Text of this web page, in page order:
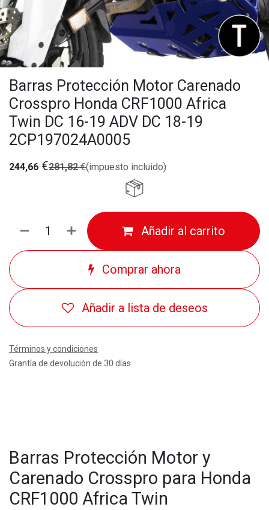
Barras Protección Motor Carenado
Crosspro Honda CRF1000 Africa
Twin DC 16-19 ADV DC 18-19
2CP197024A0005
244,66 €281,82€(impuesto incluido)
Añadir al carrito
Comprar ahora
Añadir a lista de deseos
Términos y condiciones
Grantía de devolución de 30 días
Barras Protección Motor y
Carenado Crosspro para Honda
CRF1000 Africa Twin